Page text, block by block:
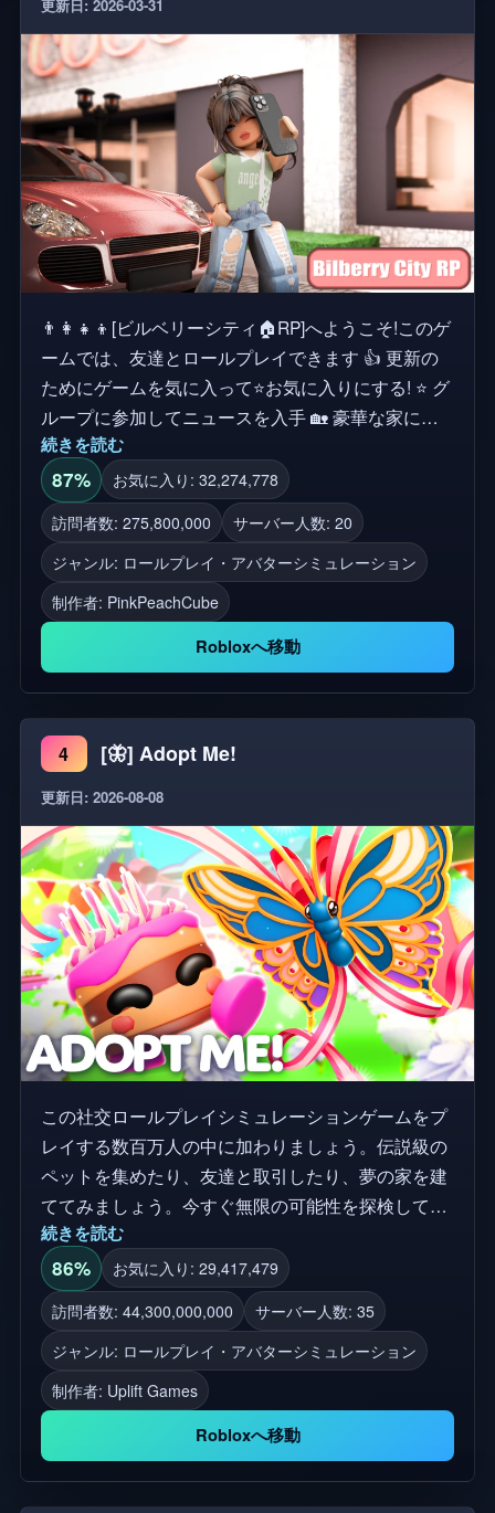
更新日: 2026-03-31
👨‍👩‍👧‍👦[ビルベリーシティ🏠RP]へようこそ!このゲ
ームでは、友達とロールプレイできます 👍 更新の
ためにゲームを気に入って⭐お気に入りにする! ⭐ グ
ループに参加してニュースを入手 🏡 豪華な家に所
有し、住んでいます! 🏎️ おしゃれな車で街をクルー
ズしよう! 👗 ますます増え続けるアクセサリーから
アバターを飾ろう! 🧐 場所の秘密を見つけよう! 🙋‍♂️
他のプレイヤーと社交し、新しい友達を作ろう! 私
たちのゲームはまだテスト段階であり、多くの問題
が発生する可能性があります。グループで提案とバ
グ報告をありがとう。あなたのサポートを示すため
に👍を残してください。それはより大きなアップデ
fruit, RP, RolePlay, Fun, Adopt, Raise, Family, Avenue,
Topia, Metro, Daycare, Baby, Life, Club, Dream,
Happy,Cat, berry, food, Car, Obby, friend, beautiful girl,
fashion
続きを読む
87%
お気に入り: 32,274,778
訪問者数: 275,800,000
サーバー人数: 20
ジャンル: ロールプレイ・アバターシミュレーション
制作者: PinkPeachCube
Robloxへ移動
4 [🦋] Adopt Me!
更新日: 2026-08-08
この社交ロールプレイシミュレーションゲームをプ
レイする数百万人の中に加わりましょう。伝説級の
ペットを集めたり、友達と取引したり、夢の家を建
ててみましょう。今すぐ無限の可能性を探検してみ
よう！
続きを読む
86%
お気に入り: 29,417,479
訪問者数: 44,300,000,000
サーバー人数: 35
ジャンル: ロールプレイ・アバターシミュレーション
制作者: Uplift Games
Robloxへ移動